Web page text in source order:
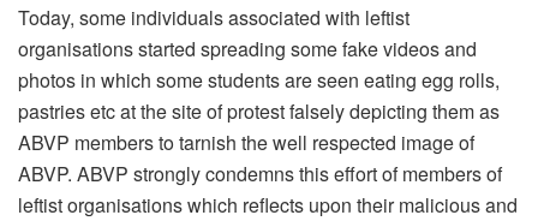
Today, some individuals associated with leftist
organisations started spreading some fake videos and
photos in which some students are seen eating egg rolls,
pastries etc at the site of protest falsely depicting them as
ABVP members to tarnish the well respected image of
ABVP. ABVP strongly condemns this effort of members of
leftist organisations which reflects upon their malicious and